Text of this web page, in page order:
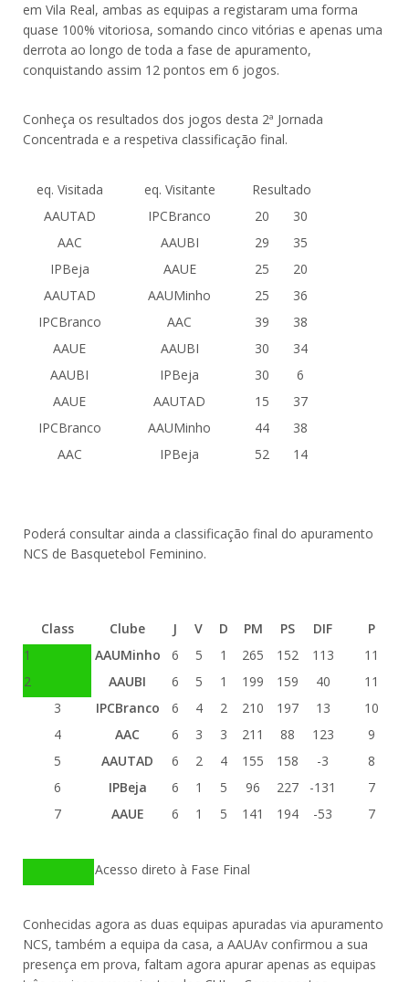
em Vila Real, ambas as equipas a registaram uma forma
quase 100% vitoriosa, somando cinco vitórias e apenas uma
derrota ao longo de toda a fase de apuramento,
conquistando assim 12 pontos em 6 jogos.
Conheça os resultados dos jogos desta 2ª Jornada
Concentrada e a respetiva classificação final.
eq. Visitada eq. Visitante
Resultado
AAUTAD
IPCBranco 20
30
AAC
AAUBI 29
35
IPBeja
AAUE 25
20
AAUTAD
AAUMinho 25
36
IPCBranco
AAC 39
38
AAUE
AAUBI 30
34
AAUBI
IPBeja 30
6
AAUE
AAUTAD 15
37
IPCBranco
AAUMinho 44
38
AAC
IPBeja 52 14
Poderá consultar ainda a classificação final do apuramento
NCS de Basquetebol Feminino.
Class Clube J V D PM PS DIF
P
1
AAUMinho 6 5 1 265 152 113
11
2
AAUBI 6 5 1 199 159 40
11
3
IPCBranco 6 4 2 210 197 13
10
4
AAC 6 3 3 211 88 123
9
5
AAUTAD 6 2 4 155 158 -3
8
6
IPBeja 6 1 5 96 227 -131
7
7
AAUE 6 1 5 141 194 -53 7
Acesso direto à Fase Final
Conhecidas agora as duas equipas apuradas via apuramento
NCS, também a equipa da casa, a AAUAv confirmou a sua
presença em prova, faltam agora apurar apenas as equipas